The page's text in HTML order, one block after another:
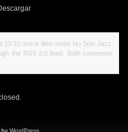
arriba/abajo
para
aumentar
23:10 and is filed under No Solo Jazz
the RSS 2.0 feed. Both comments
by WordPress